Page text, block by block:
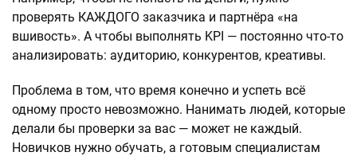
проверять КАЖДОГО заказчика и партнёра «на
вшивость». А чтобы выполнять KPI — постоянно что-то
анализировать: аудиторию, конкурентов, креативы.
Проблема в том, что время конечно и успеть всё
одному просто невозможно. Нанимать людей, которые
делали бы проверки за вас — может не каждый.
Новичков нужно обучать, а готовым специалистам